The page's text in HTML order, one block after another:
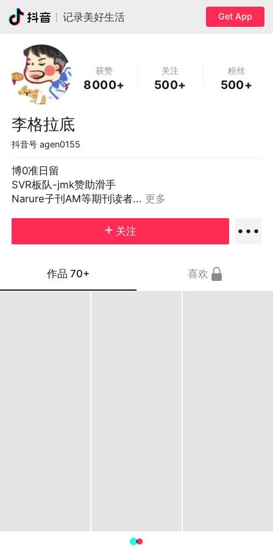
记录美好生活 Get App
获赞
8000+
关注
500+
粉丝
500+
李格拉底
抖音号 agen0155
博0准日留
SVR板队-jmk赞助滑手
Narure子刊AM等期刊读者... 更多
关注
作品 70+ 喜欢